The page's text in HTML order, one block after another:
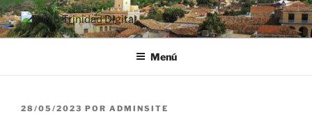
Saltar
al
contenido
RADIO TRINIDAD DIGITAL
Desde la Ciudad Museo del Caribe
Menú
PUBLICADO
28/05/2023 POR ADMINSITE